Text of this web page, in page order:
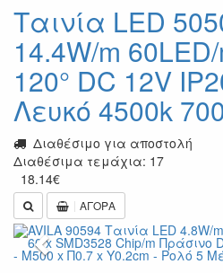
Ταινία LED
14.4W/m
120° DC 12V
Λευκό 4500k
Διαθέσιμο για αποστολή
Διαθέσιμα τεμάχια: 17
18.14€
ΑΓΟΡΑ
Previous